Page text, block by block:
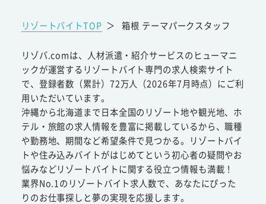
リゾートバイトTOP ＞ 箱根 テーマパークスタッフ
リゾバ.comは、人材派遣・紹介サービスのヒューマニ
ックが運営するリゾートバイト専門の求人検索サイト
で、登録者数（累計）72万人（2026年7月時点）にご利
用いただいています。
沖縄から北海道まで日本全国のリゾート地や観光地、ホ
テル・旅館の求人情報を豊富に掲載しているから、職種
や勤務地、期間など希望条件で見つかる。リゾートバイ
トや住み込みバイトがはじめてという初心者の疑問やお
悩みなどリゾートバイトに関する役立つ情報も満載！
業界No.1のリゾートバイト求人数で、あなたにぴった
りのお仕事探しと夢の実現を応援します。